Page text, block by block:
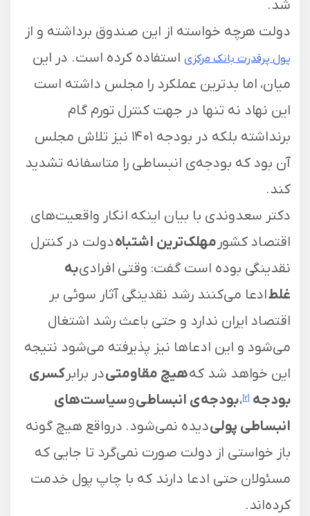
شد.
دولت هرچه خواسته از این صندوق برداشته و از
پول پرقدرت بانک مرکزیاستفاده کرده است. در این
میان، اما بدترین عملکرد را مجلس داشته است
این نهاد نه تنها در جهت کنترل تورم گام
برنداشته بلکه در بودجه ۱۴۰۱ نیز تلاش مجلس
آن بود که بودجه‌ی انبساطی را متاسفانه تشدید
کند.
دکتر سعدوندی با بیان اینکه انکار واقعیت‌های
اقتصاد کشورمهلک‌ترین اشتباهدولت در کنترل
نقدینگی بوده است گفت: وقتی افرادیبه
غلطادعا می‌کنند رشد نقدینگی آثار سوئی بر
اقتصاد ایران ندارد و حتی باعث رشد اشتغال
می‌شود و این ادعا‌ها نیز پذیرفته می‌شود نتیجه
این خواهد شد کههیچ مقاومتیدر برابرکسری
بودجه
[2] ،بودجه‌ی انبساطیوسیاست‌های
انبساطی پولیدیده نمی‌شود. درواقع هیچ گونه
باز خواستی از دولت صورت نمی‌گرد تا جایی که
مسئولان حتی ادعا دارند که با چاپ پول خدمت
کرده‌اند.